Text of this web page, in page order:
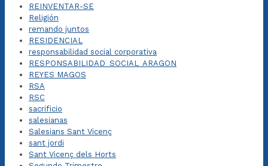
REINVENTAR-SE
Religión
remando juntos
RESIDENCIAL
responsabilidad social corporativa
RESPONSABILIDAD_SOCIAL_ARAGON
REYES MAGOS
RSA
RSC
sacrificio
salesianas
Salesians Sant Vicenç
sant jordi
Sant Vicenç dels Horts